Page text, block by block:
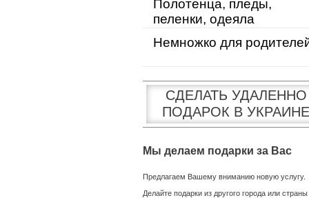
Полотенца, пледы,
пеленки, одеяла
Немножко для
СДЕЛАТЬ УДАЛЕННО
ПОДАРОК В УКРАИНЕ
Мы делаем подарки за Вас
Предлагаем Вашему вниманию новую услугу.
Делайте подарки из другого города или страны